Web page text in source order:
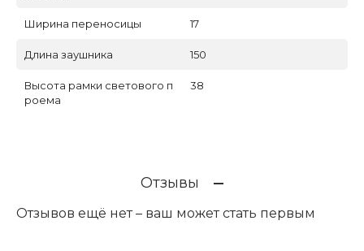
Ширина переносицы 17
Длина заушника 150
Высота рамки светового п
роема
38
Отзывы
Отзывов ещё нет – ваш может стать первым